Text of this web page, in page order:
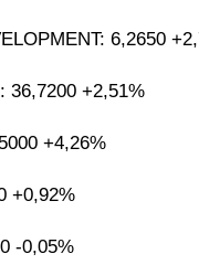
6,2650
36,7200 +2,51%
+4,26%
+0,92%
-0,05%